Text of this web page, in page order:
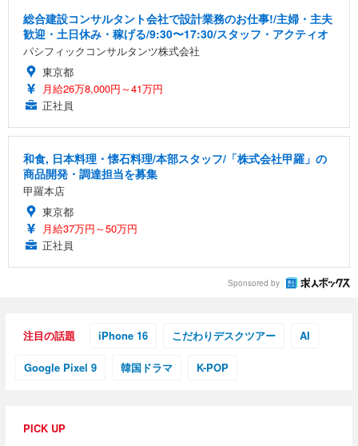
総合建設コンサルタント会社で設計業務のお仕事!/主婦・主夫
歓迎・土日休み・稼げる/9:30〜17:30/スタッフ・アクティオ
パシフィックコンサルタンツ株式会社
東京都
月給26万8,000円～41万円
正社員
和食, 日本料理・懐石料理/本部スタッフ/「株式会社甲羅」の
商品開発・調達担当を募集
甲羅本店
東京都
月給37万円～50万円
正社員
Sponsored by
注目の話題 iPhone 16 こだわりデスクツアー AI
Google Pixel 9 韓国ドラマ K-POP
PICK UP